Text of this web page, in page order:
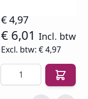
€ 4,97
€ 6,01 Incl. btw
Excl. btw: € 4,97
Aantal